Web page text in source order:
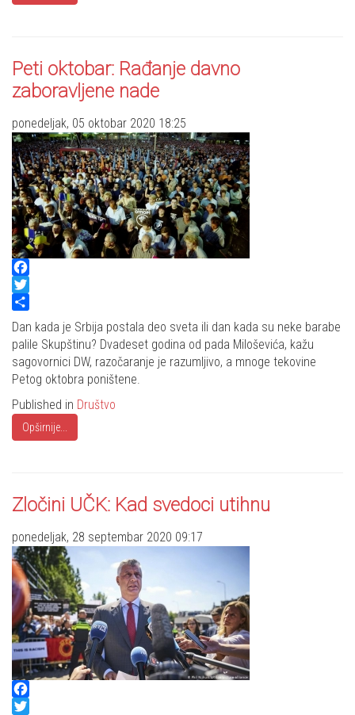
Peti oktobar: Rađanje davno
zaboravljene nade
ponedeljak, 05 oktobar 2020 18:25
Facebook
Twitter
Share
Dan kada je Srbija postala deo sveta ili dan kada su neke barabe
palile Skupštinu? Dvadeset godina od pada Miloševića, kažu
sagovornici DW, razočaranje je razumljivo, a mnoge tekovine
Petog oktobra poništene.
Published in Društvo
Opširnije...
Zločini UČK: Kad svedoci utihnu
ponedeljak, 28 septembar 2020 09:17
Facebook